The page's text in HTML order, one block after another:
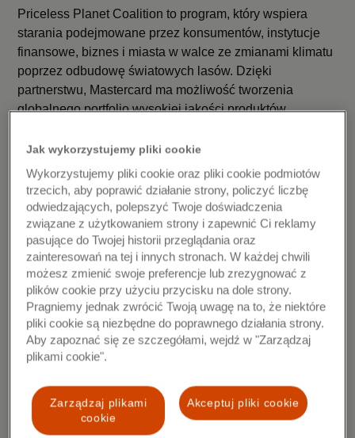
Priceless Planet Coalition to program, który wspiera
starania podejmowane przez konsumentów, instytucje
finansowe, biznes i miasta w walce ze zmianami klimatu
poprzez odbudowę światowych lasów. Dzięki
partnerstwu, Mastercard ma możliwość tworzenia
globalnego portfolio wysokiej jakości produktów
bioróżnorodność. Oprócz współpracy z instytucjami
naukowymi, koalicja zrzesza blisko 140 partnerów z
całego świata, którzy wspierają program zobowiązując
się do prowadzenia kampanii, które są zgodne z ich
celami biznesowymi, ale jednocześnie zaangażują
konsumentów do prośrodowiskowych działań. Dzięki
zainteresowaniu, jakim cieszy się projekt, w ostatnim
czasie Priceless Planet Coalition został rozszerzony o
18 nowych obszarów na 6 kontynentach.
Citi Handlowy od lat angażuje się w działania na rzecz
środowiska. Istotnymi elementami strategii banku na lata
zakładające wspieranie klientów, w zielonej
transformacji oraz zobowiązują bank do redukcji
własnego śladu węglowego. W tym roku bank
Jak wykorzystujemy pliki cookie
Wykorzystujemy pliki cookie oraz pliki cookie podmiotów
trzecich, aby poprawić działanie strony, policzyć liczbę
odwiedzających, polepszyć Twoje doświadczenia
związane z użytkowaniem strony i zapewnić Ci reklamy
pasujące do Twojej historii przeglądania oraz
zainteresowań na tej i innych stronach. W każdej chwili
możesz zmienić swoje preferencje lub zrezygnować z
plików cookie przy użyciu przycisku na dole strony.
Pragniemy jednak zwrócić Twoją uwagę na to, że niektóre
pliki cookie są niezbędne do poprawnego działania strony.
Aby zapoznać się ze szczegółami, wejdź w "Zarządzaj
plikami cookie".
Akceptuj pliki cookie
Zarządzaj plikami
cookie